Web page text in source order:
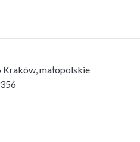
małopolskie